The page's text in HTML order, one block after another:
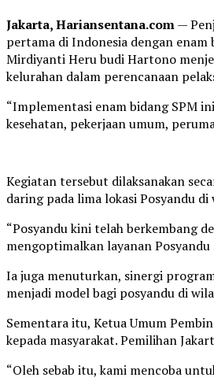
Jakarta, Hariansentana.com—
pertama di Indonesia dengan enam
Mirdiyanti Heru budi Hartono
kelurahan dalam perencanaan
“Implementasi enam bidang SPM
kesehatan, pekerjaan umum,
Kegiatan tersebut dilaksanakan
daring pada lima lokasi Posyandu
“Posyandu kini telah berkembang
mengoptimalkan layanan
Ia juga menuturkan, sinergi
menjadi model bagi posyandu di
Sementara itu, Ketua Umum
kepada masyarakat. Pemilihan
“Oleh sebab itu, kami mencoba